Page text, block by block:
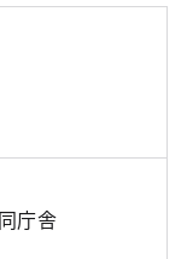
庁舎